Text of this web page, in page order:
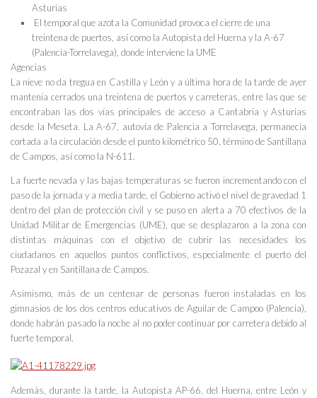
Asturias
El temporal que azota la Comunidad provoca el cierre de una
treintena de puertos, así como la Autopista del Huerna y la A-67
(Palencia-Torrelavega), donde interviene la UME
Agencias
La nieve no da tregua en Castilla y León y a última hora de la tarde de ayer
mantenía cerrados una treintena de puertos y carreteras, entre las que se
encontraban las dos vías principales de acceso a Cantabria y Asturias
desde la Meseta. La A-67, autovía de Palencia a Torrelavega, permanecía
cortada a la circulación desde el punto kilométrico 50, término de Santillana
de Campos, así como la N-611.
La fuerte nevada y las bajas temperaturas se fueron incrementando con el
paso de la jornada y a media tarde, el Gobierno activó el nivel de gravedad 1
dentro del plan de protección civil y se puso en alerta a 70 efectivos de la
Unidad Militar de Emergencias (UME), que se desplazaron a la zona con
distintas máquinas con el objetivo de cubrir las necesidades los
ciudadanos en aquellos puntos conflictivos, especialmente el puerto del
Pozazal y en Santillana de Campos.
Asimismo, más de un centenar de personas fueron instaladas en los
gimnasios de los dos centros educativos de Aguilar de Campoo (Palencia),
donde habrán pasado la noche al no poder continuar por carretera debido al
fuerte temporal.
Además, durante la tarde, la Autopista AP-66, del Huerna, entre León y